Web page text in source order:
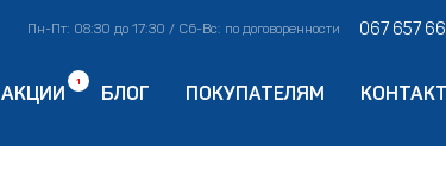
Пн-Пт: 08:30 до 17:30 / Сб-Вс: по договоренности 067 657 66
АКЦИИ
1
БЛОГ ПОКУПАТЕЛЯМ